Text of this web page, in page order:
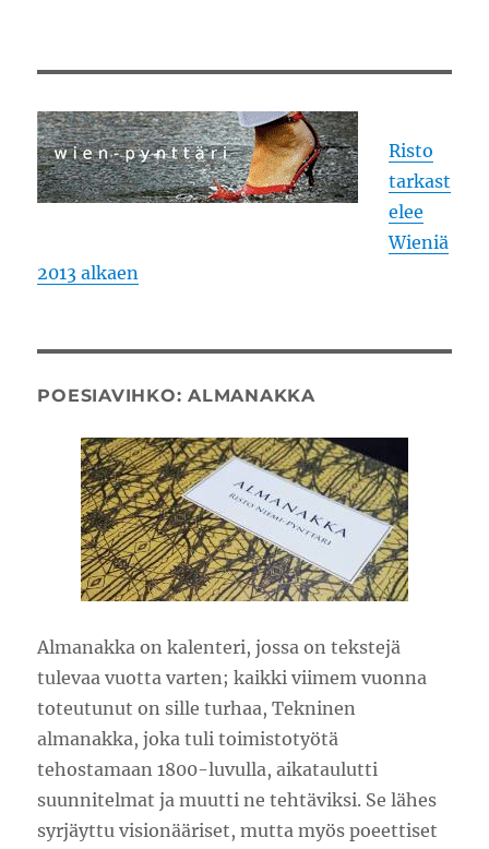
Risto
tarkast
elee
Wieniä
2013 alkaen
POESIAVIHKO: ALMANAKKA
Almanakka on kalenteri, jossa on tekstejä
tulevaa vuotta varten; kaikki viimem vuonna
toteutunut on sille turhaa, Tekninen
almanakka, joka tuli toimistotyötä
tehostamaan 1800-luvulla, aikataulutti
suunnitelmat ja muutti ne tehtäviksi. Se lähes
syrjäyttu visionääriset, mutta myös poeettiset